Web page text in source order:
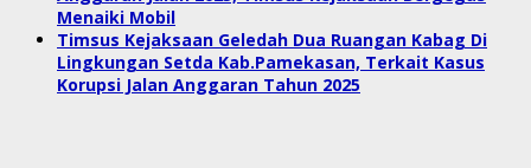
Menaiki Mobil
Timsus Kejaksaan Geledah Dua Ruangan Kabag Di
Lingkungan Setda Kab.Pamekasan, Terkait Kasus
Korupsi Jalan Anggaran Tahun 2025